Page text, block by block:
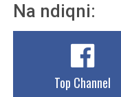
Na ndiqni:
Top Channel